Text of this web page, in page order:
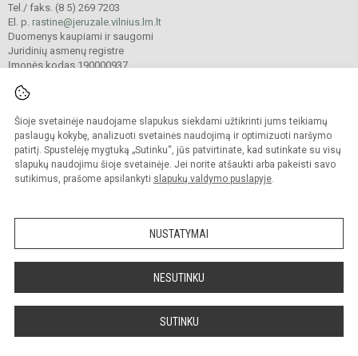
Šioje svetainėje naudojame slapukus siekdami užtikrinti jums teikiamų
paslaugų kokybę, analizuoti svetainės naudojimą ir optimizuoti naršymo
patirtį. Spustelėję mygtuką „Sutinku“, jūs patvirtinate, kad sutinkate su visų
slapukų naudojimu šioje svetainėje. Jei norite atšaukti arba pakeisti savo
sutikimus, prašome apsilankyti slapukų valdymo puslapyje.
NUSTATYMAI
NESUTINKU
SUTINKU
Tel./ faks. (8 5) 269 7203
El. p. rastine@jeruzale.vilnius.lm.lt
Duomenys kaupiami ir saugomi
Juridinių asmenų registre
Įmonės kodas 190000937
© 2024. Vilniaus Jeruzalės progimnazija. Visos teisės saugomos.
Kopijuoti turinį be raštiško gimnazijos sutikimo griežtai draudžiama.
Prieinamumo paraiška Slapukų valdymas
Sumanus būdas atnaujinti